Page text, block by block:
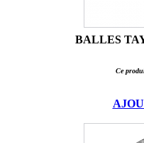
BALLES
Ce